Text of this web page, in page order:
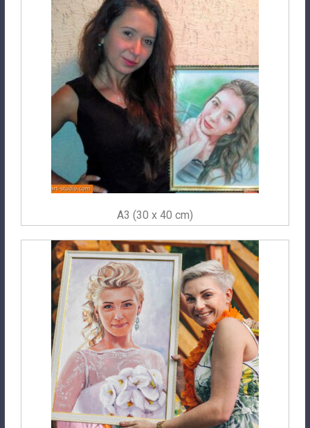
A3 (30 x 40 cm)